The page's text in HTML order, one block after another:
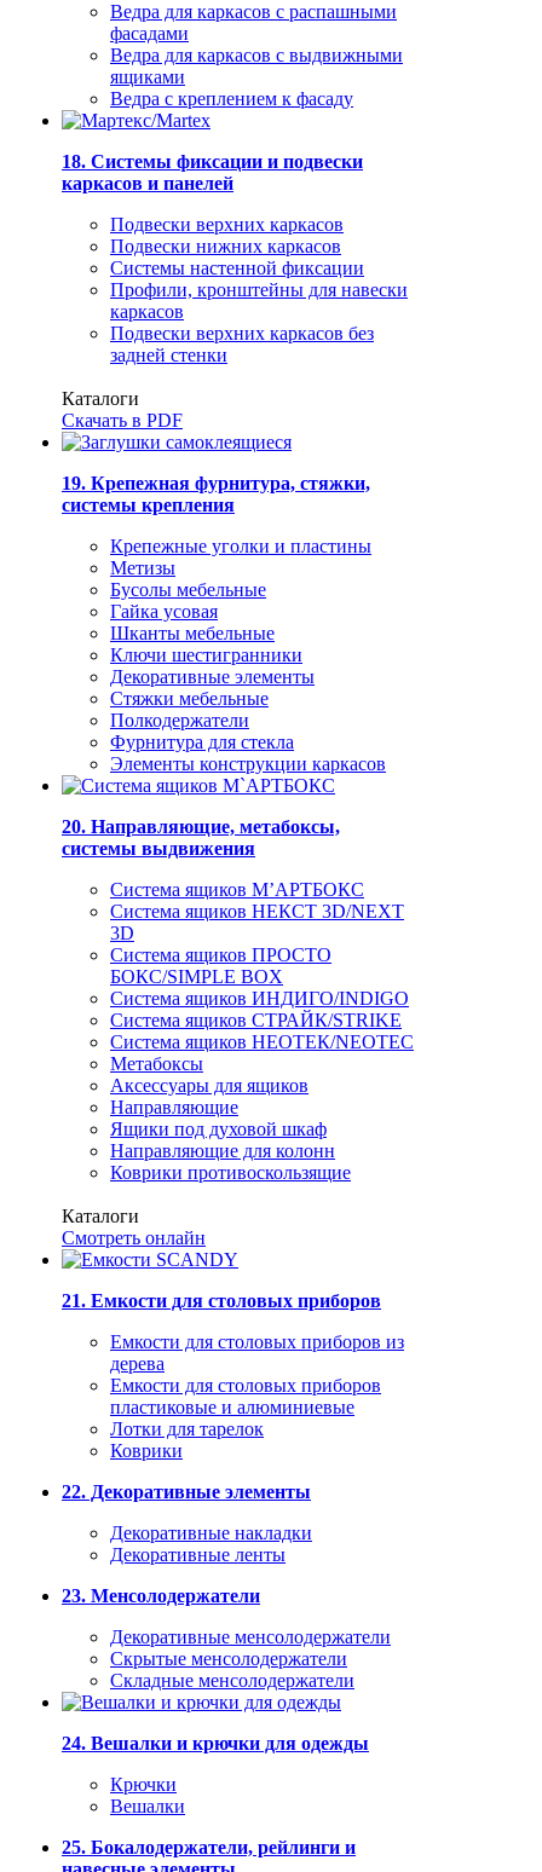
Ведра для каркасов с распашными
фасадами
Ведра для каркасов с выдвижными
ящиками
Ведра с креплением к фасаду
18. Системы фиксации и подвески
каркасов и панелей
Подвески верхних каркасов
Подвески нижних каркасов
Системы настенной фиксации
Профили, кронштейны для навески
каркасов
Подвески верхних каркасов без
задней стенки
Каталоги
Скачать в PDF
19. Крепежная фурнитура, стяжки,
системы крепления
Крепежные уголки и пластины
Метизы
Бусолы мебельные
Гайка усовая
Шканты мебельные
Ключи шестигранники
Декоративные элементы
Стяжки мебельные
Полкодержатели
Фурнитура для стекла
Элементы конструкции каркасов
20. Направляющие, метабоксы,
системы выдвижения
Система ящиков М’АРТБОКС
Система ящиков НЕКСТ 3D/NEXT
3D
Система ящиков ПРОСТО
БОКС/SIMPLE BOX
Система ящиков ИНДИГО/INDIGO
Система ящиков СТРАЙК/STRIKE
Система ящиков НЕОТЕК/NEOTEC
Метабоксы
Аксессуары для ящиков
Направляющие
Ящики под духовой шкаф
Направляющие для колонн
Коврики противоскользящие
Каталоги
Смотреть онлайн
21. Емкости для столовых приборов
Емкости для столовых приборов из
дерева
Емкости для столовых приборов
пластиковые и алюминиевые
Лотки для тарелок
Коврики
22. Декоративные элементы
Декоративные накладки
Декоративные ленты
23. Менсолодержатели
Декоративные менсолодержатели
Скрытые менсолодержатели
Складные менсолодержатели
24. Вешалки и крючки для одежды
Крючки
Вешалки
25. Бокалодержатели, рейлинги и